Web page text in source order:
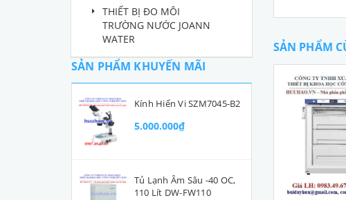
THIẾT BỊ ĐO MÔI
TRƯỜNG NƯỚC JOANN
WATER
SẢN PHẨM KHUYẾN MÃI
Kính Hiển Vi SZM7045-B2
5.000.000₫
Tủ Lạnh Âm Sâu -40 OC,
110 Lít DW-FW110
SẢN PHẨM